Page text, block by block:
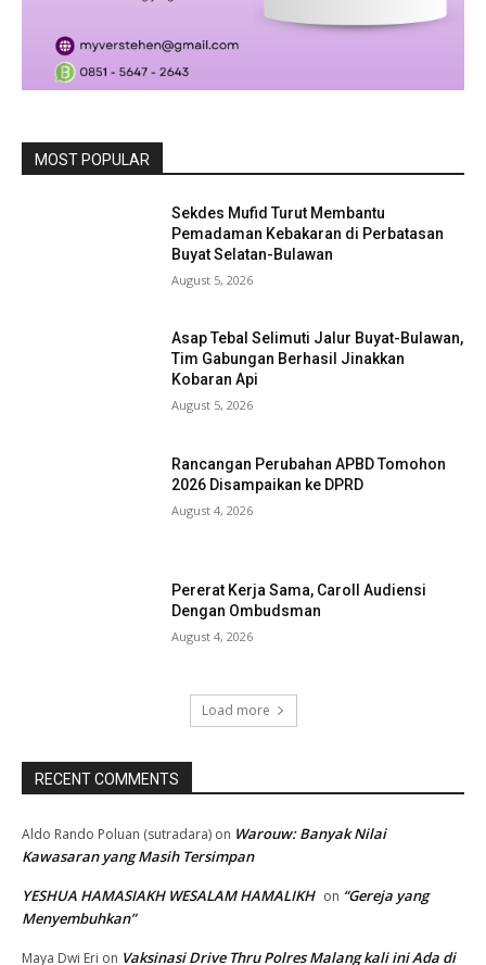
MOST POPULAR
Sekdes Mufid Turut Membantu
Pemadaman Kebakaran di Perbatasan
Buyat Selatan-Bulawan
August 5, 2026
Asap Tebal Selimuti Jalur Buyat-Bulawan,
Tim Gabungan Berhasil Jinakkan
Kobaran Api
August 5, 2026
Rancangan Perubahan APBD Tomohon
2026 Disampaikan ke DPRD
August 4, 2026
Pererat Kerja Sama, Caroll Audiensi
Dengan Ombudsman
August 4, 2026
Load more
RECENT COMMENTS
Aldo Rando Poluan (sutradara) on Warouw: Banyak Nilai
Kawasaran yang Masih Tersimpan
YESHUA HAMASIAKH WESALAM HAMALIKH on “Gereja yang
Menyembuhkan”
Maya Dwi Eri on Vaksinasi Drive Thru Polres Malang kali ini Ada di